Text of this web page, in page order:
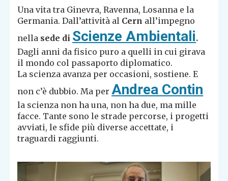
Una vita tra Ginevra, Ravenna, Losanna e la
Germania. Dall’attività al Cern all’impegno
nella sede di Scienze Ambientali.
Dagli anni da fisico puro a quelli in cui girava
il mondo col passaporto diplomatico.
La scienza avanza per occasioni, sostiene. E
non c’è dubbio. Ma perAndrea Contin
la scienza non ha una, non ha due, ma mille
facce. Tante sono le strade percorse, i progetti
avviati, le sfide più diverse accettate, i
traguardi raggiunti.